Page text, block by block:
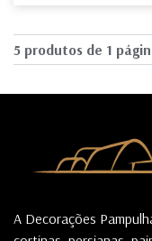
5 produtos de 1
A Decorações